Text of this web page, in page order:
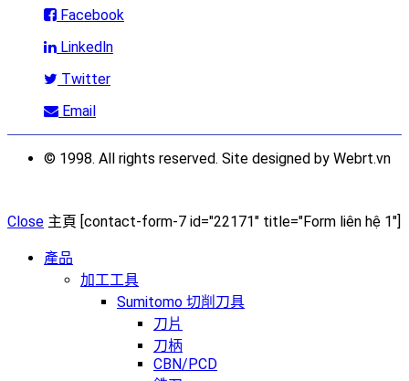
Facebook
Linkedln
Twitter
Email
© 1998. All rights reserved. Site designed by Webrt.vn
Close 主頁 [contact-form-7 id="22171" title="Form liên hệ 1"]
產品
加工工具
Sumitomo 切削刀具
刀片
刀柄
CBN/PCD